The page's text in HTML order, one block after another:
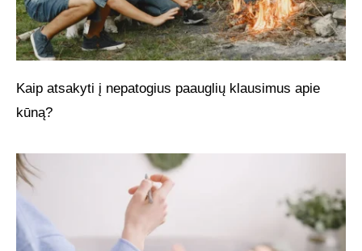
Kaip atsakyti į nepatogius paauglių klausimus apie
kūną?